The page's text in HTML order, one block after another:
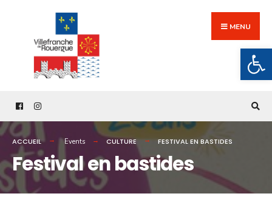
content
MENU
ACCUEIL Events CULTURE FESTIVAL EN BASTIDES
Festival en bastides